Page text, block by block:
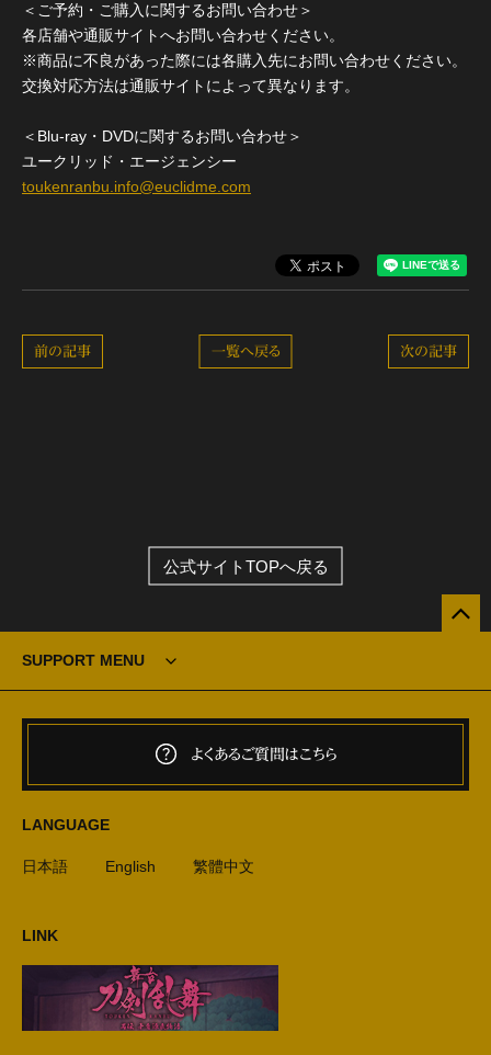
＜ご予約・ご購入に関するお問い合わせ＞
各店舗や通販サイトへお問い合わせください。
※商品に不良があった際には各購入先にお問い合わせください。
交換対応方法は通販サイトによって異なります。
＜Blu-ray・DVDに関するお問い合わせ＞
ユークリッド・エージェンシー
toukenranbu.info@euclidme.com
次の記事
一覧へ戻る
前の記事
公式サイトTOPへ戻る
SUPPORT MENU
よくあるご質問はこちら
LANGUAGE
日本語 English 繁體中文
LINK